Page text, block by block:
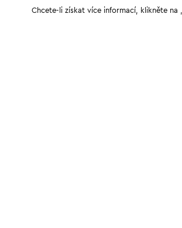
Chcete-li získat více informací, klikněte na